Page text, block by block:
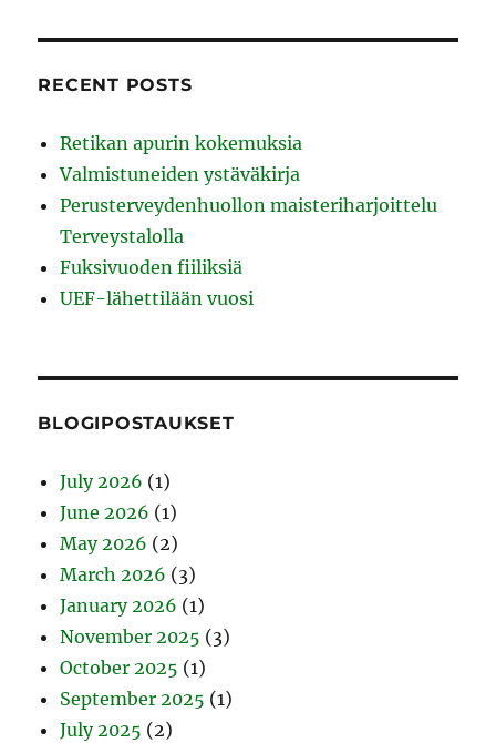
RECENT POSTS
Retikan apurin kokemuksia
Valmistuneiden ystäväkirja
Perusterveydenhuollon maisteriharjoittelu
Terveystalolla
Fuksivuoden fiiliksiä
UEF-lähettilään vuosi
BLOGIPOSTAUKSET
July 2026 (1)
June 2026 (1)
May 2026 (2)
March 2026 (3)
January 2026 (1)
November 2025 (3)
October 2025 (1)
September 2025 (1)
July 2025 (2)